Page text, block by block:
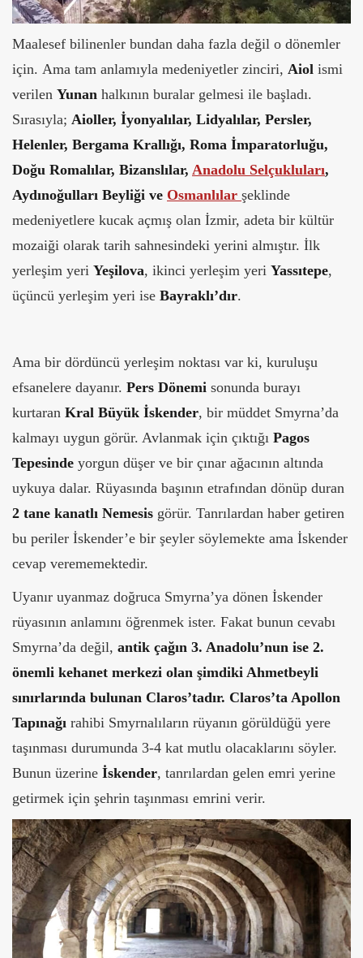
Maalesef bilinenler bundan daha fazla değil o dönemler
için. Ama tam anlamıyla medeniyetler zinciri, Aiol ismi
verilen Yunan halkının buralar gelmesi ile başladı.
Sırasıyla; Aioller, İyonyalılar, Lidyalılar, Persler,
Helenler, Bergama Krallığı, Roma İmparatorluğu,
Doğu Romalılar, Bizanslılar, Anadolu Selçukluları,
Aydınoğulları Beyliği ve Osmanlılar şeklinde
medeniyetlere kucak açmış olan İzmir, adeta bir kültür
mozaiği olarak tarih sahnesindeki yerini almıştır. İlk
yerleşim yeri Yeşilova, ikinci yerleşim yeri Yassıtepe,
üçüncü yerleşim yeri ise Bayraklı’dır.
Ama bir dördüncü yerleşim noktası var ki, kuruluşu
efsanelere dayanır. Pers Dönemi sonunda burayı
kurtaran Kral Büyük İskender, bir müddet Smyrna’da
kalmayı uygun görür. Avlanmak için çıktığı Pagos
Tepesinde yorgun düşer ve bir çınar ağacının altında
uykuya dalar. Rüyasında başının etrafından dönüp duran
2 tane kanatlı Nemesis görür. Tanrılardan haber getiren
bu periler İskender’e bir şeyler söylemekte ama İskender
cevap verememektedir.
Uyanır uyanmaz doğruca Smyrna’ya dönen İskender
rüyasının anlamını öğrenmek ister. Fakat bunun cevabı
Smyrna’da değil, antik çağın 3. Anadolu’nun ise 2.
önemli kehanet merkezi olan şimdiki Ahmetbeyli
sınırlarında bulunan Claros’tadır. Claros’ta Apollon
Tapınağı rahibi Smyrnalıların rüyanın görüldüğü yere
taşınması durumunda 3-4 kat mutlu olacaklarını söyler.
Bunun üzerine İskender, tanrılardan gelen emri yerine
getirmek için şehrin taşınması emrini verir.